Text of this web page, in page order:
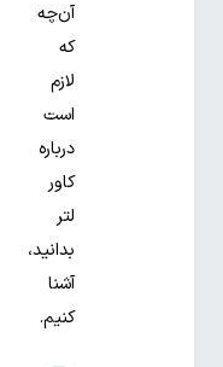
آن‌چه
که
لازم
است
درباره
کاور
لتر
بدانید،
آشنا
کنیم.